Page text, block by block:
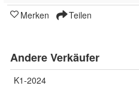
Merken Teilen
Andere Verkäufer
K1-2024